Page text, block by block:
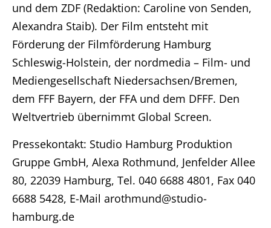
und dem ZDF (Redaktion: Caroline von Senden,
Alexandra Staib). Der Film entsteht mit
Förderung der Filmförderung Hamburg
Schleswig-Holstein, der nordmedia – Film- und
Mediengesellschaft Niedersachsen/Bremen,
dem FFF Bayern, der FFA und dem DFFF. Den
Weltvertrieb übernimmt Global Screen.
Pressekontakt: Studio Hamburg Produktion
Gruppe GmbH, Alexa Rothmund, Jenfelder Allee
80, 22039 Hamburg, Tel. 040 6688 4801, Fax 040
6688 5428, E-Mail arothmund@studio-
hamburg.de